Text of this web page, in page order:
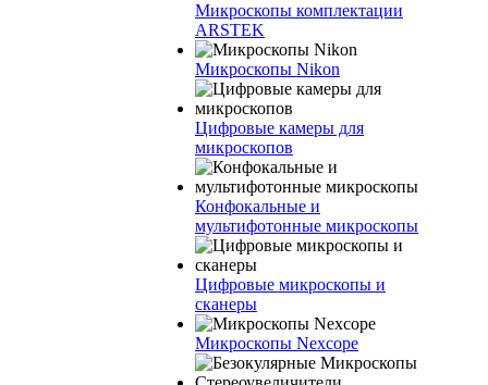
Микроскопы комплектации
ARSTEK
Микроскопы Nikon
Цифровые камеры для
микроскопов
Конфокальные и
мультифотонные микроскопы
Цифровые микроскопы и
сканеры
Микроскопы Nexcope